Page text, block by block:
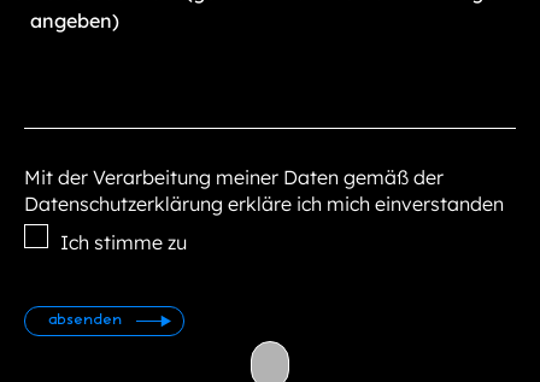
Mit der Verarbeitung meiner Daten gemäß der
Datenschutzerklärung erkläre ich mich einverstanden
Ich stimme zu